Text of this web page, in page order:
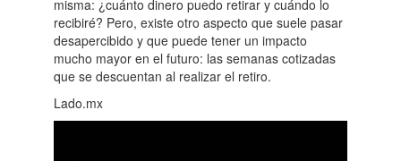
misma: ¿cuánto dinero puedo retirar y cuándo lo
recibiré? Pero, existe otro aspecto que suele pasar
desapercibido y que puede tener un impacto
mucho mayor en el futuro: las semanas cotizadas
que se descuentan al realizar el retiro.
Lado.mx